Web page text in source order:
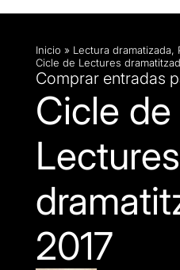
Inicio » Lectura dramatizada,
Cicle de Lectures
Comprar entradas
Cicle de
Lectures
2017